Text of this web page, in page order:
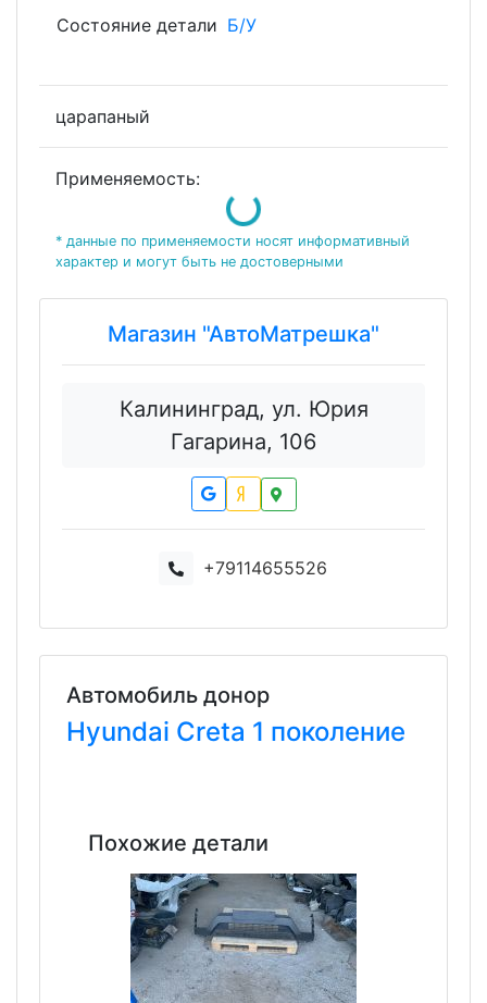
Состояние детали Б/У
царапаный
Применяемость:Loading...
* данные по применяемости носят информативный
характер и могут быть не достоверными
Магазин "АвтоМатрешка"
Калининград, ул. Юрия
Гагарина, 106
+79114655526
Автомобиль донор
Hyundai Creta 1 поколение
Похожие детали